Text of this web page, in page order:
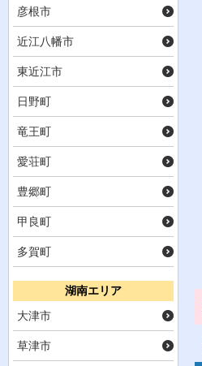
彦根市
近江八幡市
東近江市
日野町
竜王町
愛荘町
豊郷町
甲良町
多賀町
湖南エリア
大津市
草津市